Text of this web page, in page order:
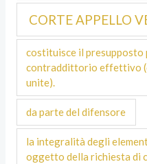
CORTE APPELLO
costituisce il presupposto
contraddittorio effettivo
unite).
da parte del difensore
la integralità degli
oggetto della richiesta di